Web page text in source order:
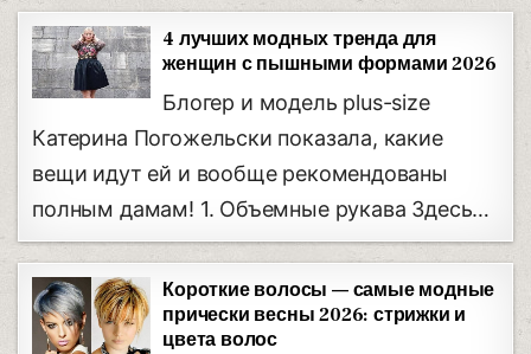
4 лучших модных тренда для
женщин с пышными формами 2026
Блогер и модель plus-size
Катерина Погожельски показала, какие
вещи идут ей и вообще рекомендованы
полным дамам! 1. Объемные рукава Здесь…
Короткие волосы — самые модные
прически весны 2026: стрижки и
цвета волос